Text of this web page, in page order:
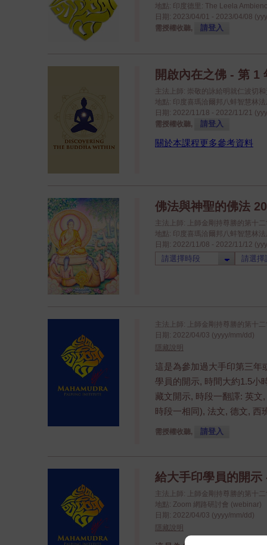
地點: 印度德里: The Leela
日期: 2023/04/01 - 2023/04/08
需授權收聽,
請登入
開啟內在之佛 - 第 1
主法上師: 崇敬的詠給明就仁波切
地點: 印度喜瑪洽爾邦八蚌智慧林
日期: 2022/11/18 - 2022/11/21
需授權收聽,
請登入
關於本課程更多參考資料
佛法與神聖的佛法
主法上師: 上師金剛持尊勝的第十
地點: 印度喜瑪洽爾邦八蚌智慧林
日期: 2022/11/08 - 2022/11/12
主法上師: 上師金剛持尊勝的第十
日期: 2022/04/03 (yyyy/mm/dd)
隱藏說明
這是為參加過大手印第三年
學員的開示, 時間大約1.5小
藏文開示, 時段一翻譯: 英
時段一相同), 法文, 德文, 西
需授權收聽, 請登入
給大手印學員的開示
主法上師: 上師金剛持尊勝的第十
地點: Zoom 網路研討會 (webinar)
日期: 2022/04/03 (yyyy/mm/dd)
隱藏說明